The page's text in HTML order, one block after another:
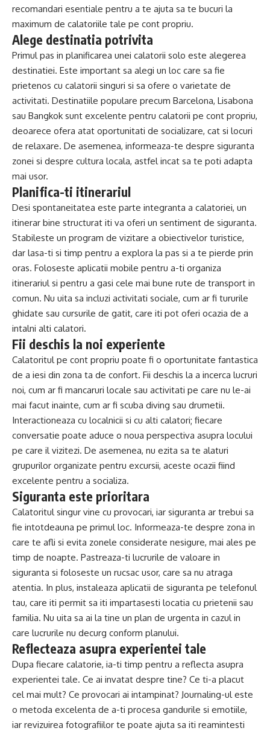
recomandari esentiale pentru a te ajuta sa te bucuri la
maximum de calatoriile tale pe cont propriu.
Alege destinatia potrivita
Primul pas in planificarea unei calatorii solo este alegerea
destinatiei. Este important sa alegi un loc care sa fie
prietenos cu calatorii singuri si sa ofere o varietate de
activitati. Destinatiile populare precum Barcelona, Lisabona
sau Bangkok sunt excelente pentru calatorii pe cont propriu,
deoarece ofera atat oportunitati de socializare, cat si locuri
de relaxare. De asemenea, informeaza-te despre siguranta
zonei si despre cultura locala, astfel incat sa te poti adapta
mai usor.
Planifica-ti itinerariul
Desi spontaneitatea este parte integranta a calatoriei, un
itinerar bine structurat iti va oferi un sentiment de siguranta.
Stabileste un program de vizitare a obiectivelor turistice,
dar lasa-ti si timp pentru a explora la pas si a te pierde prin
oras. Foloseste aplicatii mobile pentru a-ti organiza
itinerariul si pentru a gasi cele mai bune rute de transport in
comun. Nu uita sa incluzi activitati sociale, cum ar fi tururile
ghidate sau cursurile de gatit, care iti pot oferi ocazia de a
intalni alti calatori.
Fii deschis la noi experiente
Calatoritul pe cont propriu poate fi o oportunitate fantastica
de a iesi din zona ta de confort. Fii deschis la a incerca lucruri
noi, cum ar fi mancaruri locale sau activitati pe care nu le-ai
mai facut inainte, cum ar fi scuba diving sau drumetii.
Interactioneaza cu localnicii si cu alti calatori; fiecare
conversatie poate aduce o noua perspectiva asupra locului
pe care il vizitezi. De asemenea, nu ezita sa te alaturi
grupurilor organizate pentru excursii, aceste ocazii fiind
excelente pentru a socializa.
Siguranta este prioritara
Calatoritul singur vine cu provocari, iar siguranta ar trebui sa
fie intotdeauna pe primul loc. Informeaza-te despre zona in
care te afli si evita zonele considerate nesigure, mai ales pe
timp de noapte. Pastreaza-ti lucrurile de valoare in
siguranta si foloseste un rucsac usor, care sa nu atraga
atentia. In plus, instaleaza aplicatii de siguranta pe telefonul
tau, care iti permit sa iti impartasesti locatia cu prietenii sau
familia. Nu uita sa ai la tine un plan de urgenta in cazul in
care lucrurile nu decurg conform planului.
Reflecteaza asupra experientei tale
Dupa fiecare calatorie, ia-ti timp pentru a reflecta asupra
experientei tale. Ce ai invatat despre tine? Ce ti-a placut
cel mai mult? Ce provocari ai intampinat? Journaling-ul este
o metoda excelenta de a-ti procesa gandurile si emotiile,
iar revizuirea fotografiilor te poate ajuta sa iti reamintesti